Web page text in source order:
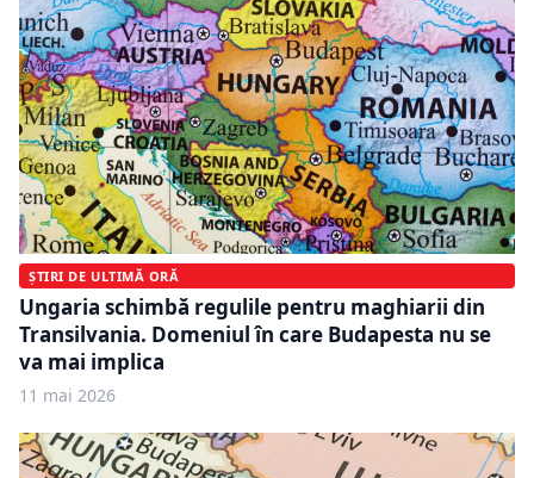
ȘTIRI DE ULTIMĂ ORĂ
Ungaria schimbă regulile pentru maghiarii din
Transilvania. Domeniul în care Budapesta nu se
va mai implica
11 mai 2026